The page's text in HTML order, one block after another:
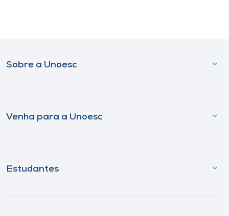
Sobre a Unoesc
Venha para a Unoesc
Estudantes